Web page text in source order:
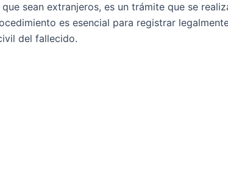
sean extranjeros, es un trámite que se
es esencial para registrar
del fallecido.